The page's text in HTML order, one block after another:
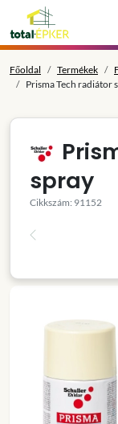
Főoldal Termékek
Prisma Tech radiátor
spray
Cikkszám: 91152